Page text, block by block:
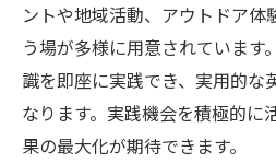
ントや地域活動、アウトドア体
う場が多様に用意されています
識を即座に実践でき、実用的な
なります。実践機会を積極的に
果の最大化が期待できます。